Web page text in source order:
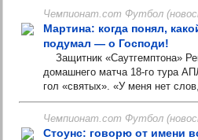
Чемпионат.com Футбол
Мартина: когда понял,
подумал — о Господи!
Защитник «Саутгемптона»
домашнего матча 18-го тура
гол «святых». «У меня нет
Чемпионат.com Футбол
Стоунс: говорю от имени